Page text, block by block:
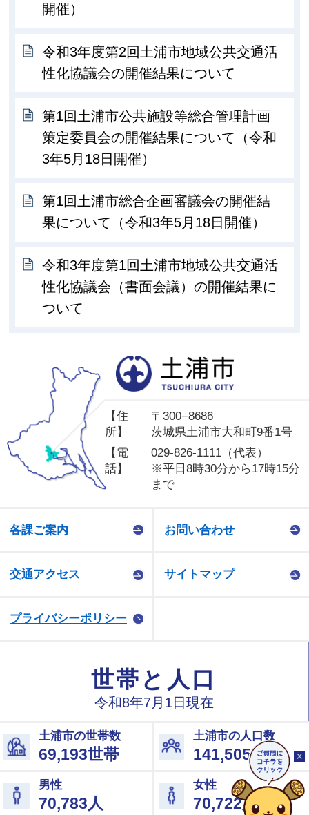
開催）
令和3年度第2回土浦市地域公共交通活
性化協議会の開催結果について
第1回土浦市公共施設等総合管理計画
策定委員会の開催結果について（令和
3年5月18日開催）
第1回土浦市総合企画審議会の開催結
果について（令和3年5月18日開催）
令和3年度第1回土浦市地域公共交通活
性化協議会（書面会議）の開催結果に
ついて
【住
所】
〒300−8686
茨城県土浦市大和町9番1号
【電
話】
029-826-1111（代表）
※平日8時30分から17時15分
まで
各課ご案内 お問い合わせ
交通アクセス サイトマップ
プライバシーポリシー